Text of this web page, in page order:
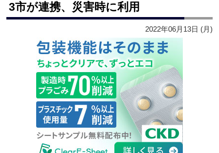
3市が連携、災害時に利用
2022年06月13日 (月)